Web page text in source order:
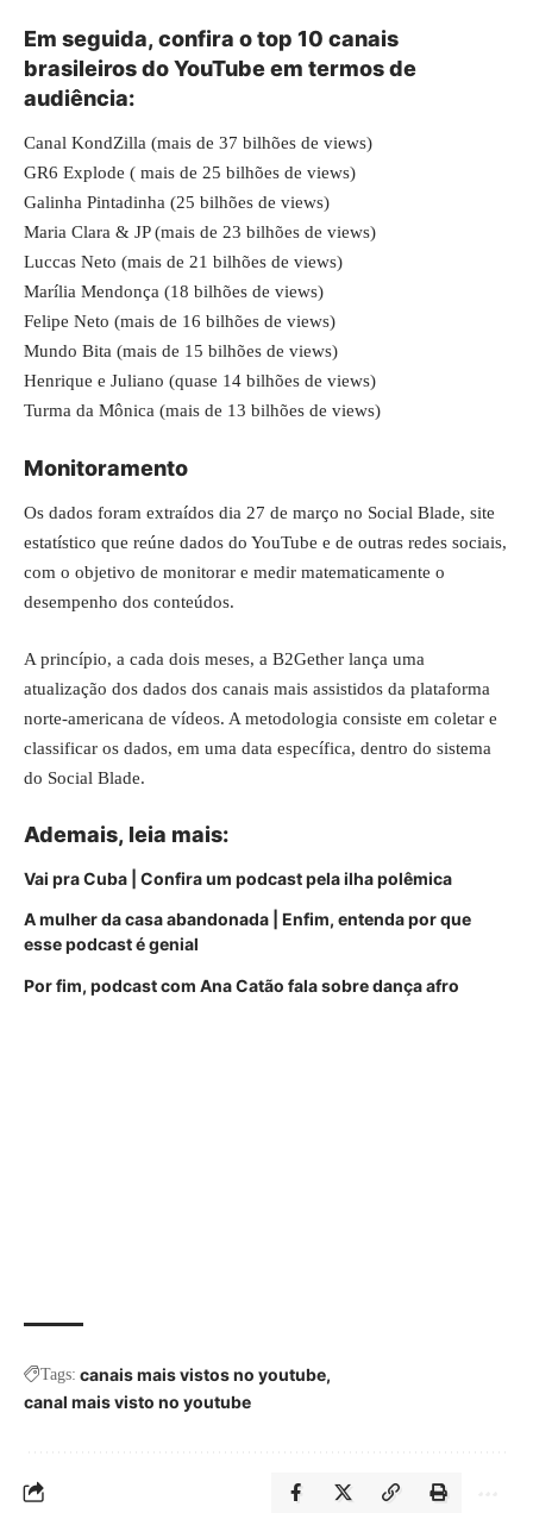
Em seguida, confira o top 10 canais
brasileiros do YouTube em termos de
audiência:
Canal KondZilla (mais de 37 bilhões de views)
GR6 Explode ( mais de 25 bilhões de views)
Galinha Pintadinha (25 bilhões de views)
Maria Clara & JP (mais de 23 bilhões de views)
Luccas Neto (mais de 21 bilhões de views)
Marília Mendonça (18 bilhões de views)
Felipe Neto (mais de 16 bilhões de views)
Mundo Bita (mais de 15 bilhões de views)
Henrique e Juliano (quase 14 bilhões de views)
Turma da Mônica (mais de 13 bilhões de views)
Monitoramento
Os dados foram extraídos dia 27 de março no Social Blade, site
estatístico que reúne dados do YouTube e de outras redes sociais,
com o objetivo de monitorar e medir matematicamente o
desempenho dos conteúdos.
A princípio, a cada dois meses, a B2Gether lança uma
atualização dos dados dos canais mais assistidos da plataforma
norte-americana de vídeos. A metodologia consiste em coletar e
classificar os dados, em uma data específica, dentro do sistema
do Social Blade.
Ademais, leia mais:
Vai pra Cuba | Confira um podcast pela ilha polêmica
A mulher da casa abandonada | Enfim, entenda por que
esse podcast é genial
Por fim, podcast com Ana Catão fala sobre dança afro
Tags: canais mais vistos no youtube
canal mais visto no youtube